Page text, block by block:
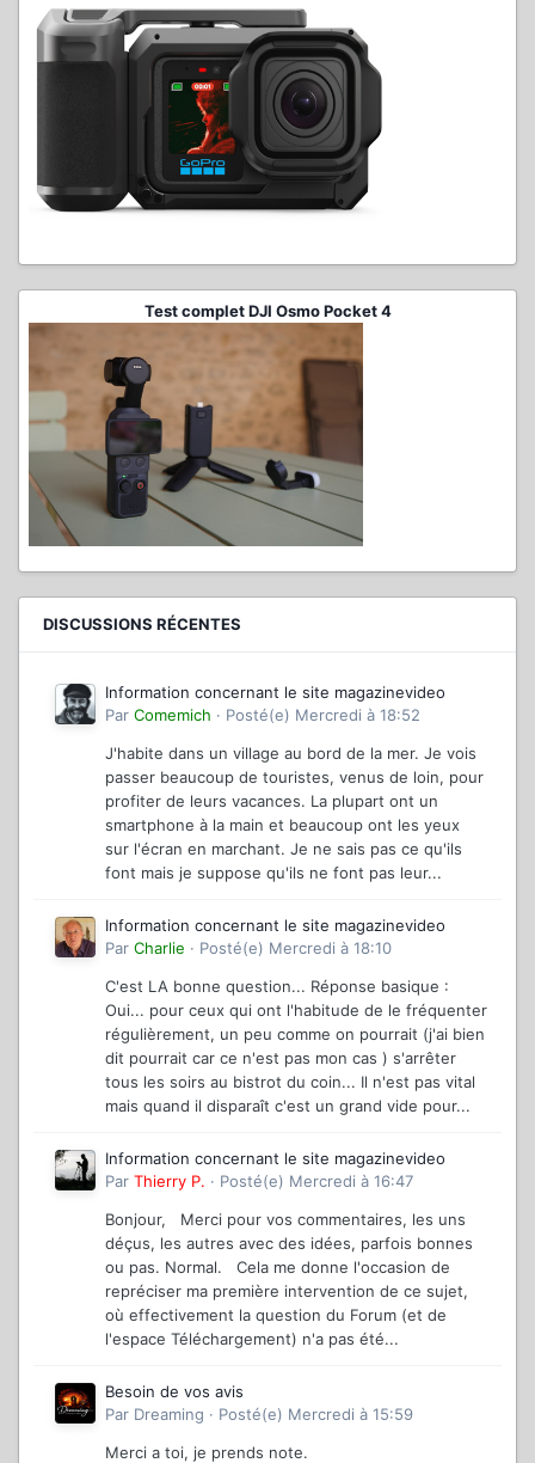
Test complet DJI Osmo Pocket 4
DISCUSSIONS RÉCENTES
Information concernant le site magazinevideo
Par Comemich · Posté(e) Mercredi à 18:52
J'habite dans un village au bord de la mer. Je vois
passer beaucoup de touristes, venus de loin, pour
profiter de leurs vacances. La plupart ont un
smartphone à la main et beaucoup ont les yeux
sur l'écran en marchant. Je ne sais pas ce qu'ils
font mais je suppose qu'ils ne font pas leur...
Information concernant le site magazinevideo
Par Charlie · Posté(e) Mercredi à 18:10
C'est LA bonne question... Réponse basique :
Oui... pour ceux qui ont l'habitude de le fréquenter
régulièrement, un peu comme on pourrait (j'ai bien
dit pourrait car ce n'est pas mon cas ) s'arrêter
tous les soirs au bistrot du coin... Il n'est pas vital
mais quand il disparaît c'est un grand vide pour...
Information concernant le site magazinevideo
Par Thierry P. · Posté(e) Mercredi à 16:47
Bonjour, Merci pour vos commentaires, les uns
déçus, les autres avec des idées, parfois bonnes
ou pas. Normal. Cela me donne l'occasion de
repréciser ma première intervention de ce sujet,
où effectivement la question du Forum (et de
l'espace Téléchargement) n'a pas été...
Besoin de vos avis
Par Dreaming · Posté(e) Mercredi à 15:59
Merci a toi, je prends note.